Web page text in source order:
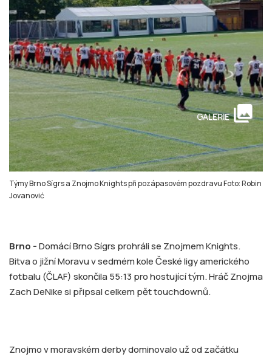
Týmy Brno Sígrs a Znojmo Knights při pozápasovém pozdravu Foto: Robin
Jovanović
GALERIE collections
Brno -Domácí Brno Sígrs prohráli se Znojmem Knights.
Bitva o jižní Moravu v sedmém kole České ligy amerického
fotbalu (ČLAF) skončila 55:13 pro hostující tým. Hráč Znojma
Zach DeNike si připsal celkem pět touchdownů.
Znojmo v moravském derby dominovalo už od začátku